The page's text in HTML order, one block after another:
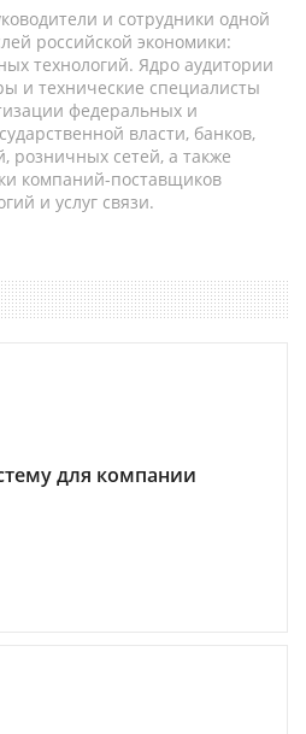
и сотрудники одной
российской экономики:
технологий. Ядро аудитории
и технические специалисты
федеральных и
власти, банков,
сетей, а также
компаний-поставщиков
и услуг связи.
для компании